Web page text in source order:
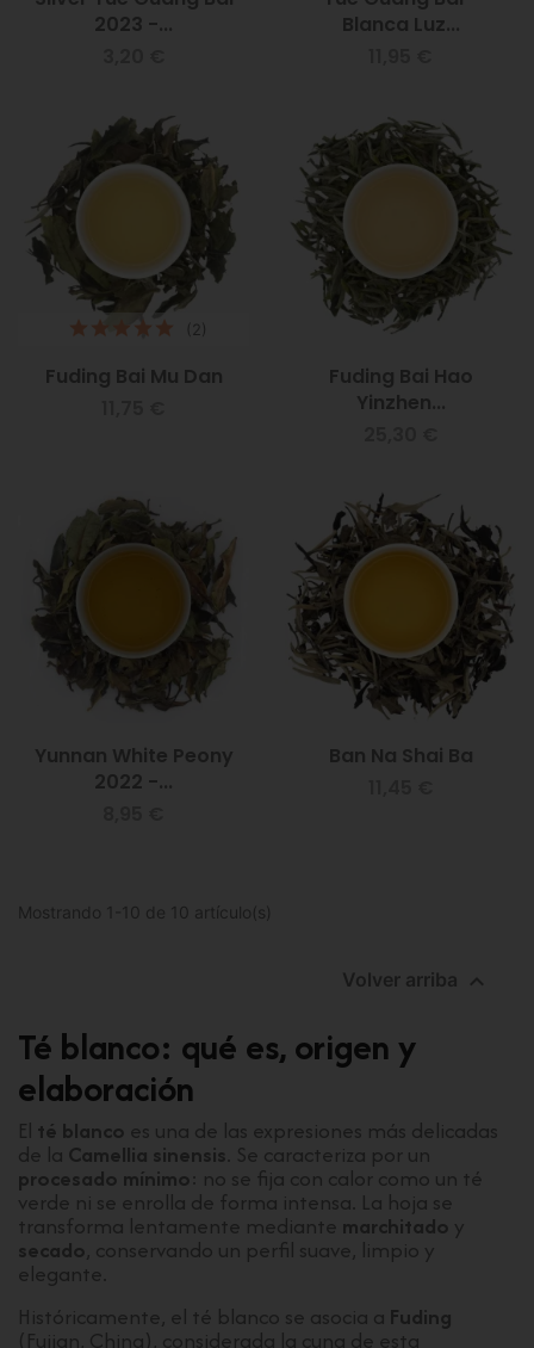
2023 -...
Blanca Luz...
Fuding Bai Mu Dan
(2)
Fuding Bai Hao
Yinzhen...
Yunnan White Peony
2022 -...
Ban Na Shai Ba
Mostrando 1-10 de 10 artículo(s)
Volver arriba 
Té blanco: qué es, origen y
elaboración
El té blanco es una de las expresiones más delicadas
de la Camellia sinensis . Se caracteriza por un
procesado mínimo : no se fija con calor como un té
verde ni se enrolla de forma intensa. La hoja se
transforma lentamente mediante marchitado y
secado, conservando un perfil suave, limpio y
elegante.
Históricamente, el té blanco se asocia a Fuding
(Fujian, China), considerada la cuna de esta